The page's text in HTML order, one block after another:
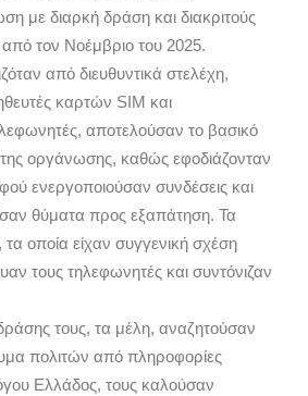
με διαρκή δράση και διακριτούς
τον Νοέμβριο του 2025.
από διευθυντικά στελέχη,
καρτών SIM και
αποτελούσαν το βασικό
οργάνωσης, καθώς εφοδιάζονταν
ενεργοποιούσαν συνδέσεις και
θύματα προς εξαπάτηση. Τα
τα οποία είχαν συγγενική σχέση
τους τηλεφωνητές και συντόνιζαν
τους, τα μέλη, αναζητούσαν
πολιτών από πληροφορίες
Ελλάδος, τους καλούσαν